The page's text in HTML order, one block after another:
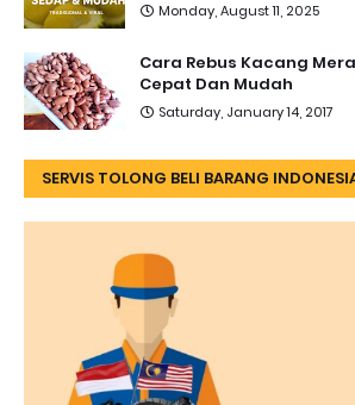
Monday, August 11, 2025
Cara Rebus Kacang
Cepat Dan Mudah
Saturday, January 14, 2017
SERVIS TOLONG BELI BARANG